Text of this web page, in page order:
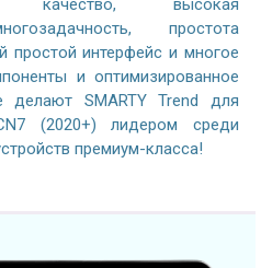
качество, высокая
простота
простой интерфейс и многое
и оптимизированное
делают SMARTY Trend для
(2020+) лидером среди
премиум-класса!